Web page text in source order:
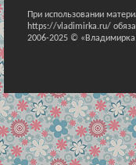
При использовании
https://vladimirka.ru/
2006-2025 ©